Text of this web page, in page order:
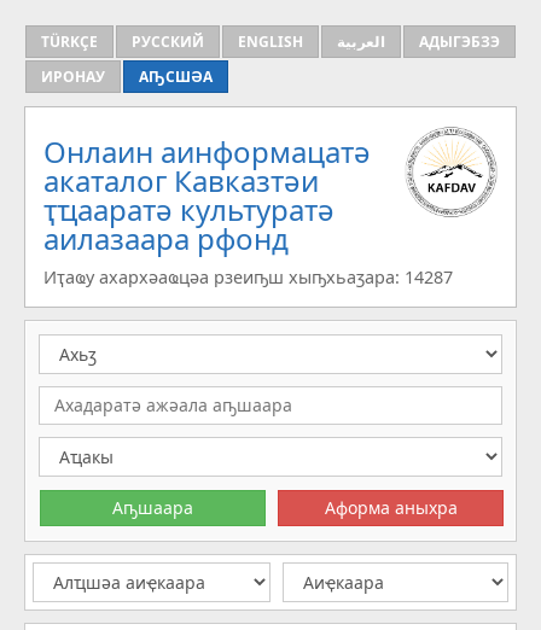
TÜRKÇE РУССКИЙ ENGLISH العربية
АДЫГЭБЗЭ
ИРОНАУ
АҦСШӘА
Онлаин аинформацатә
aкаталог Кавказтәи
ҭҵааратә культуратә
аилазаара рфонд
Иҭаҩу ахархәаҩцәа рзеиҧш хыҧхьаӡара: 14287